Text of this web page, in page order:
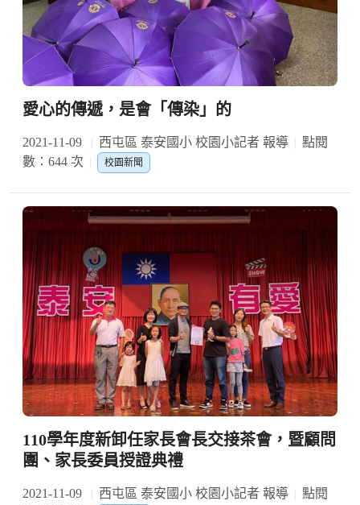
愛心的傳遞，是會「傳染」的
2021-11-09 西屯區 泰安國小 校園小記者 報導
點閱
數：644 次
校園新聞
110學年度新卸任家長會長交接茶會，暨顧問
團、家長委員授證典禮
2021-11-09 西屯區 泰安國小 校園小記者 報導
點閱